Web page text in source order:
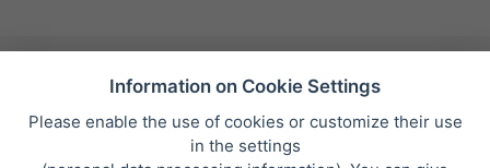
Verkaufsbedingungen
Datenschutz
Information on Cookie Settings
Please enable the use of cookies or customize their use
in the settings